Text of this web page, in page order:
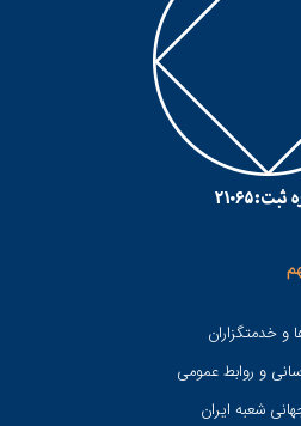
و خدمتگزاران
و روابط عمومی
شعبه ايران